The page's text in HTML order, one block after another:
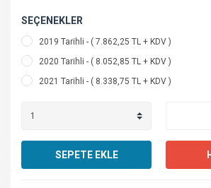
SEÇENEKLER
2019 Tarihli - ( 7.862,25 TL + KDV )
2020 Tarihli - ( 8.052,85 TL + KDV )
2021 Tarihli - ( 8.338,75 TL + KDV )
SEPETE EKLE